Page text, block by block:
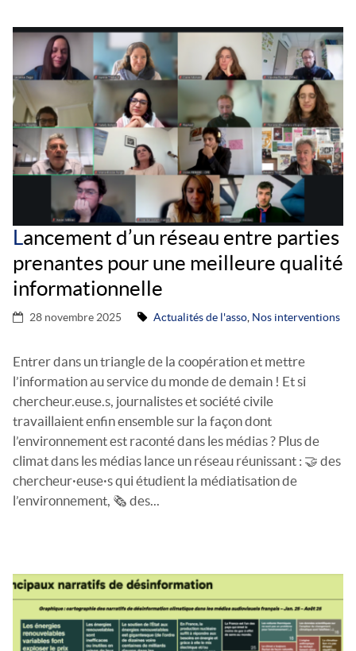
Lancement d’un réseau entre parties
prenantes pour une meilleure qualité
informationnelle
28 novembre 2025 Actualités de l'asso Nos interventions
Entrer dans un triangle de la coopération et mettre
l’information au service du monde de demain ! Et si
chercheur.euse.s, journalistes et société civile
travaillaient enfin ensemble sur la façon dont
l’environnement est raconté dans les médias ? Plus de
climat dans les médias lance un réseau réunissant : 🤝 des
chercheur·euse·s qui étudient la médiatisation de
l’environnement, 🗞️ des...